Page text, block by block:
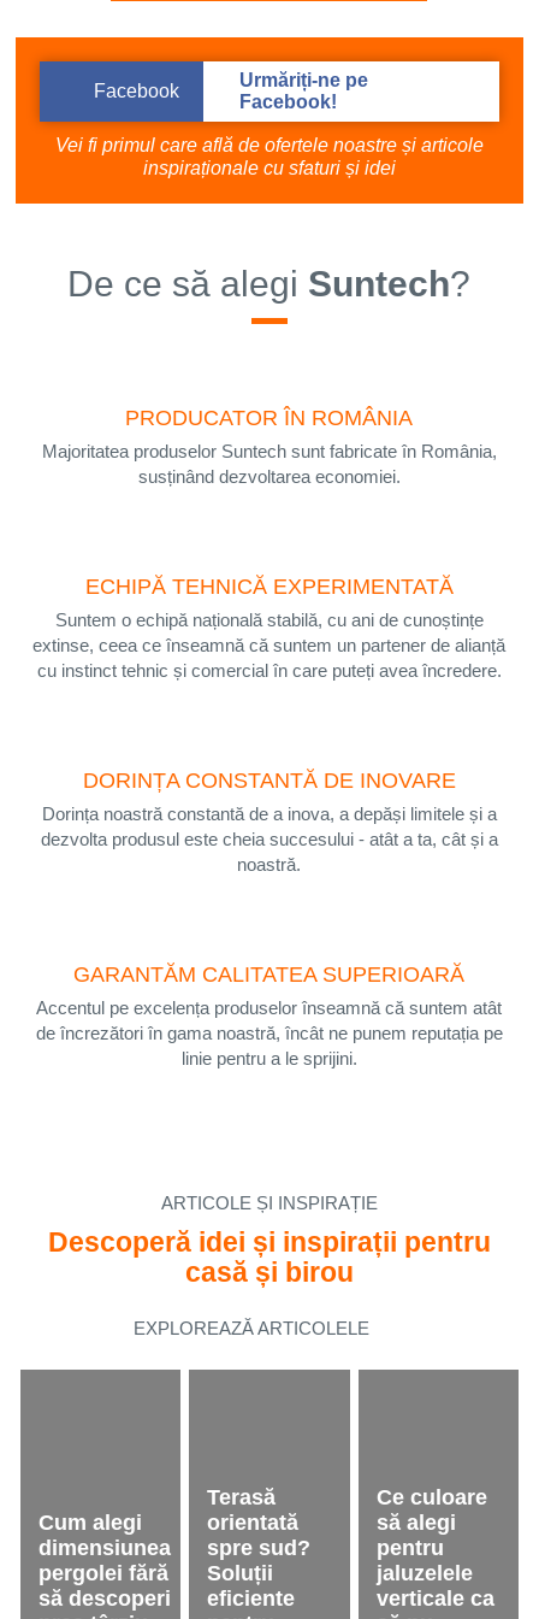
Toate componentele sunt fabricate din
materiale de cea mai buna calitate!
Mai mult
DESCOPERĂ GAMA VARIATĂ DE
Componente durabile, culori care rezistă și
de calitate!
ROLETE PENTRU FERESTRE
de calitate!
Mai mult
Facebook
Urmăriți-ne pe
Facebook!
Vei fi primul care află de ofertele noastre și articole
inspiraționale cu sfaturi și idei
De ce să alegi Suntech?
PRODUCATOR ÎN ROMÂNIA
Majoritatea produselor Suntech sunt fabricate în România,
susținând dezvoltarea economiei.
ECHIPĂ TEHNICĂ EXPERIMENTATĂ
Suntem o echipă națională stabilă, cu ani de cunoștințe
extinse, ceea ce înseamnă că suntem un partener de alianță
cu instinct tehnic și comercial în care puteți avea încredere.
DORINȚA CONSTANTĂ DE INOVARE
Dorința noastră constantă de a inova, a depăși limitele și a
dezvolta produsul este cheia succesului - atât a ta, cât și a
noastră.
GARANTĂM CALITATEA SUPERIOARĂ
Accentul pe excelența produselor înseamnă că suntem atât
de încrezători în gama noastră, încât ne punem reputația pe
linie pentru a le sprijini.
ARTICOLE ȘI INSPIRAȚIE
Descoperă idei și inspirații pentru
casă și birou
EXPLOREAZĂ ARTICOLELE
Cum alegi
dimensiunea
pergolei fără
să descoperi
Terasă
orientată
spre sud?
Soluții
eficiente
Ce culoare
să alegi
pentru
jaluzelele
verticale ca